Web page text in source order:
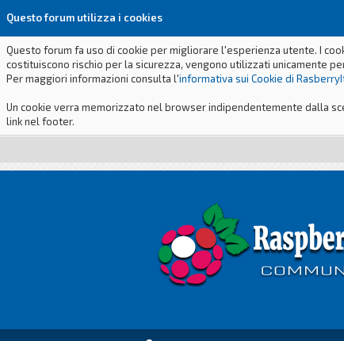
Questo forum utilizza i cookies
Questo forum fa uso di cookie per migliorare l'esperienza utente. I
costituiscono rischio per la sicurezza, vengono utilizzati unicamente
Per maggiori informazioni consulta l'informativa sui Cookie di
Un cookie verra memorizzato nel browser indipendentemente dalla
link nel footer.